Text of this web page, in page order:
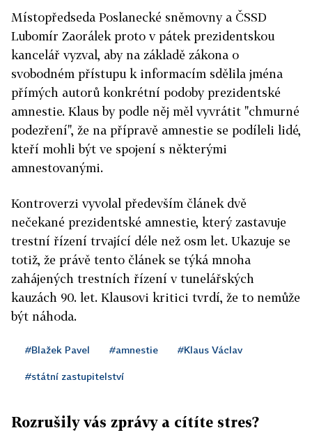
Místopředseda Poslanecké sněmovny a ČSSD
Lubomír Zaorálek proto v pátek prezidentskou
kancelář vyzval, aby na základě zákona o
svobodném přístupu k informacím sdělila jména
přímých autorů konkrétní podoby prezidentské
amnestie. Klaus by podle něj měl vyvrátit "chmurné
podezření", že na přípravě amnestie se podíleli lidé,
kteří mohli být ve spojení s některými
amnestovanými.
Kontroverzi vyvolal především článek dvě
nečekané prezidentské amnestie, který zastavuje
trestní řízení trvající déle než osm let. Ukazuje se
totiž, že právě tento článek se týká mnoha
zahájených trestních řízení v tunelářských
kauzách 90. let. Klausovi kritici tvrdí, že to nemůže
být náhoda.
#Blažek Pavel #amnestie #Klaus Václav
#státní zastupitelství
Rozrušily vás zprávy a cítíte stres?